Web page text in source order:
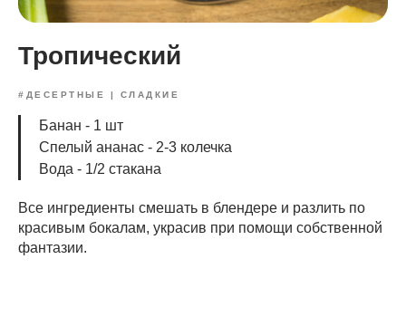
Тропический
#ДЕСЕРТНЫЕ | СЛАДКИЕ
Банан - 1 шт
Спелый ананас - 2-3 колечка
Вода - 1/2 стакана
Все ингредиенты смешать в блендере и разлить по
красивым бокалам, украсив при помощи собственной
фантазии.